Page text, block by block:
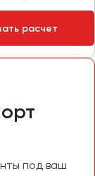
расчет
под ваш